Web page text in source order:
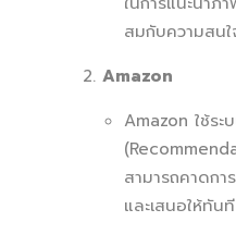
สมกับความสน
Amazon
Amazon ใช้ระ
สามารถคาดก
และเสนอให้ทันที